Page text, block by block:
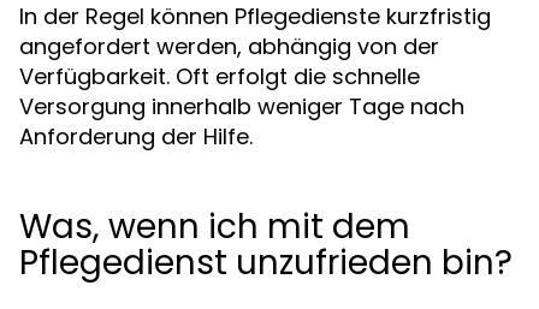
In der Regel können Pflegedienste kurzfristig
angefordert werden, abhängig von der
Verfügbarkeit. Oft erfolgt die schnelle
Versorgung innerhalb weniger Tage nach
Anforderung der Hilfe.
Was, wenn ich mit dem
Pflegedienst unzufrieden bin?